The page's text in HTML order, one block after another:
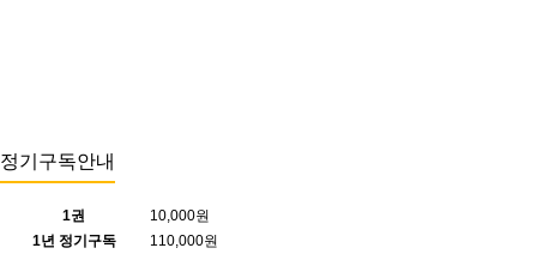
정기구독안내
1권
10,000원
1년 정기구독
110,000원